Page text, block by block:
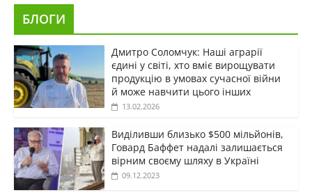
БЛОГИ
Дмитро Соломчук: Наші аграрії
єдині у світі, хто вміє вирощувати
продукцію в умовах сучасної війни
й може навчити цього інших
13.02.2026
Виділивши близько $500 мільйонів,
Говард Баффет надалі залишається
вірним своєму шляху в Україні
09.12.2023